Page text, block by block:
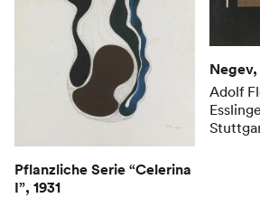
Negev,
Adolf
Pflanzliche Serie “Celerina
I”, 1931